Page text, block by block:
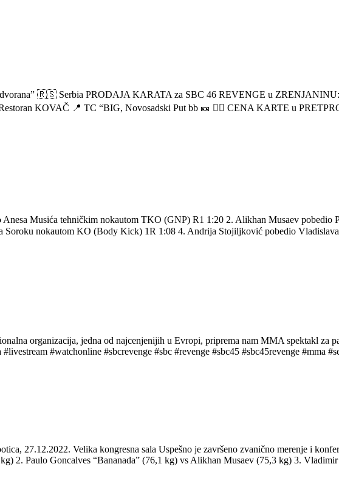
dvorana” 🇷🇸 Serbia PRODAJA KARATA za SBC 46 REVENGE u
KOVAČ 📍 TC “BIG, Novosadski Put bb 🎫 👉🏼 CENA KARTE u
Musića tehničkim nokautom TKO (GNP) R1 1:20 2. Alikhan Musaev pobedio
nokautom KO (Body Kick) 1R 1:08 4. Andrija Stojiljković pobedio
organizacija, jedna od najcenjenijih u Evropi, priprema nam MMA spektakl za
#watchonline #sbcrevenge #sbc #revenge #sbc45 #sbc45revenge #mma
27.12.2022. Velika kongresna sala Uspešno je završeno zvanično merenje i
2. Paulo Goncalves “Bananada” (76,1 kg) vs Alikhan Musaev (75,3 kg) 3.